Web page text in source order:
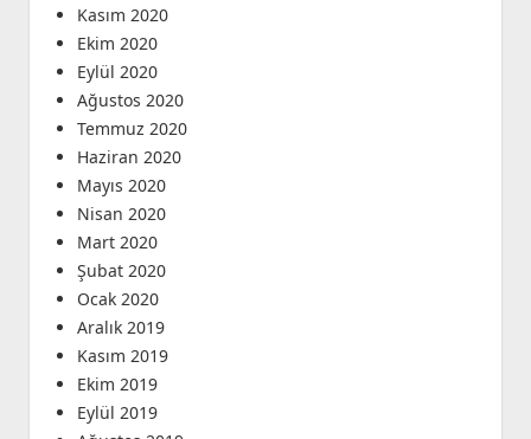
Kasım 2020
Ekim 2020
Eylül 2020
Ağustos 2020
Temmuz 2020
Haziran 2020
Mayıs 2020
Nisan 2020
Mart 2020
Şubat 2020
Ocak 2020
Aralık 2019
Kasım 2019
Ekim 2019
Eylül 2019